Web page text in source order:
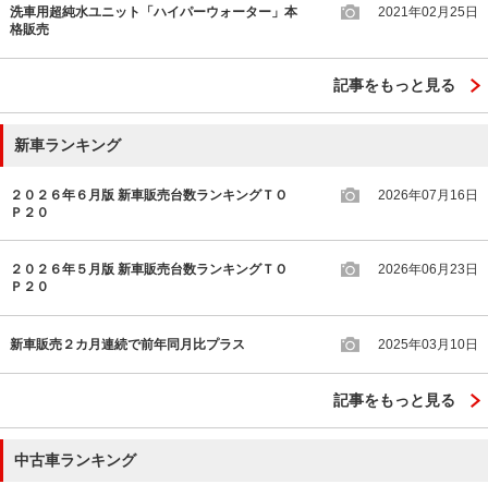
洗車用超純水ユニット「ハイパーウォーター」本
格販売
2021年02月25日
記事をもっと見る
新車ランキング
２０２６年６月版 新車販売台数ランキングＴＯ
Ｐ２０
2026年07月16日
２０２６年５月版 新車販売台数ランキングＴＯ
Ｐ２０
2026年06月23日
新車販売２カ月連続で前年同月比プラス 2025年03月10日
記事をもっと見る
中古車ランキング